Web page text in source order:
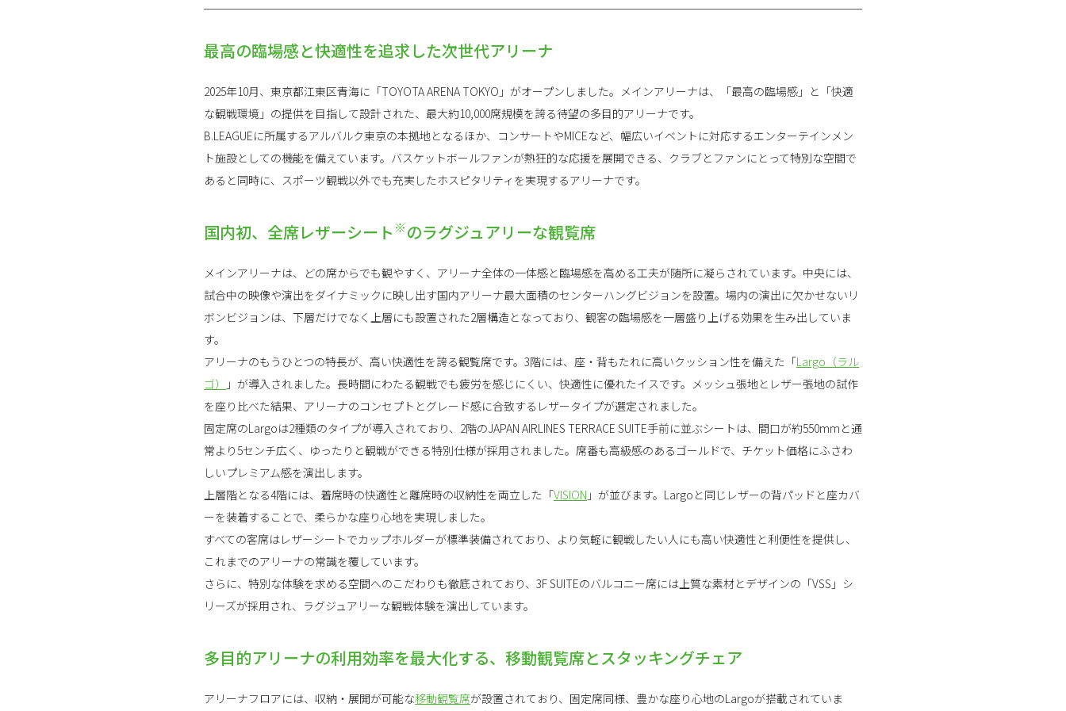
最高の臨場感と快適性を追求した次世代アリーナ
2025年10月、東京都江東区青海に「TOYOTA ARENA TOKYO」がオープンしました。メインアリーナは、「最高の臨場感」と「快適
な観戦環境」の提供を目指して設計された、最大約10,000席規模を誇る待望の多目的アリーナです。
B.LEAGUEに所属するアルバルク東京の本拠地となるほか、コンサートやMICEなど、幅広いイベントに対応するエンターテインメン
ト施設としての機能を備えています。バスケットボールファンが熱狂的な応援を展開できる、クラブとファンにとって特別な空間で
あると同時に、スポーツ観戦以外でも充実したホスピタリティを実現するアリーナです。
国内初、全席レザーシート ※のラグジュアリーな観覧席
メインアリーナは、どの席からでも観やすく、アリーナ全体の一体感と臨場感を高める工夫が随所に凝らされています。中央には、
試合中の映像や演出をダイナミックに映し出す国内アリーナ最大面積のセンターハングビジョンを設置。場内の演出に欠かせないリ
ボンビジョンは、下層だけでなく上層にも設置された2層構造となっており、観客の臨場感を一層盛り上げる効果を生み出していま
す。
アリーナのもうひとつの特長が、高い快適性を誇る観覧席です。3階には、座・背もたれに高いクッション性を備えた「Largo（ラル
ゴ）
」が導入されました。長時間にわたる観戦でも疲労を感じにくい、快適性に優れたイスです。メッシュ張地とレザー張地の試作
を座り比べた結果、アリーナのコンセプトとグレード感に合致するレザータイプが選定されました。
固定席のLargoは2種類のタイプが導入されており、2階のJAPAN AIRLINES TERRACE SUITE手前に並ぶシートは、間口が約550mmと通
常より5センチ広く、ゆったりと観戦ができる特別仕様が採用されました。席番も高級感のあるゴールドで、チケット価格にふさわ
しいプレミアム感を演出します。
上層階となる4階には、着席時の快適性と離席時の収納性を両立した「VISION 」が並びます。Largoと同じレザーの背パッドと座カバ
ーを装着することで、柔らかな座り心地を実現しました。
すべての客席はレザーシートでカップホルダーが標準装備されており、より気軽に観戦したい人にも高い快適性と利便性を提供し、
これまでのアリーナの常識を覆しています。
さらに、特別な体験を求める空間へのこだわりも徹底されており、3F SUITEのバルコニー席には上質な素材とデザインの「VSS」シ
リーズが採用され、ラグジュアリーな観戦体験を演出しています。
多目的アリーナの利用効率を最大化する、移動観覧席とスタッキングチェア
アリーナフロアには、収納・展開が可能な移動観覧席が設置されており、固定席同様、豊かな座り心地のLargoが搭載されていま